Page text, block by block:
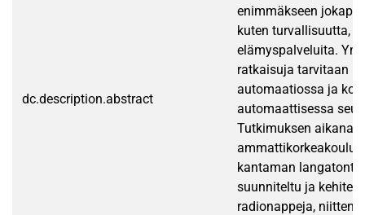
dc.description.abstract
enimmäkseen
kuten turvallisuutta,
elämyspalveluita.
ratkaisuja tarvitaan
automaatiossa ja
automaattisessa
Tutkimuksen aikana
kantaman langatonta
suunniteltu ja
radionappeja, niitten